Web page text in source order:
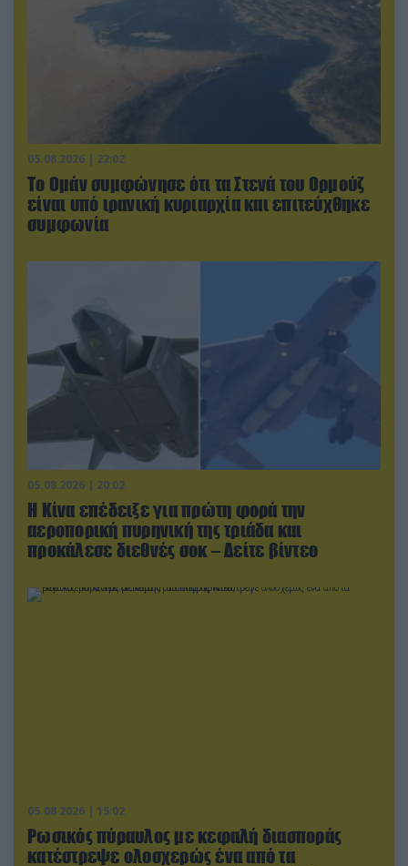
05.08.2026 | 22:02
Το Ομάν συμφώνησε ότι τα Στενά του Ορμούζ
είναι υπό ιρανική κυριαρχία και επιτεύχθηκε
συμφωνία
05.08.2026 | 20:02
Η Κίνα επέδειξε για πρώτη φορά την
αεροπορική πυρηνική της τριάδα και
προκάλεσε διεθνές σοκ – Δείτε βίντεο
05.08.2026 | 15:02
Ρωσικός πύραυλος με κεφαλή διασποράς
κατέστρεψε ολοσχερώς ένα από τα